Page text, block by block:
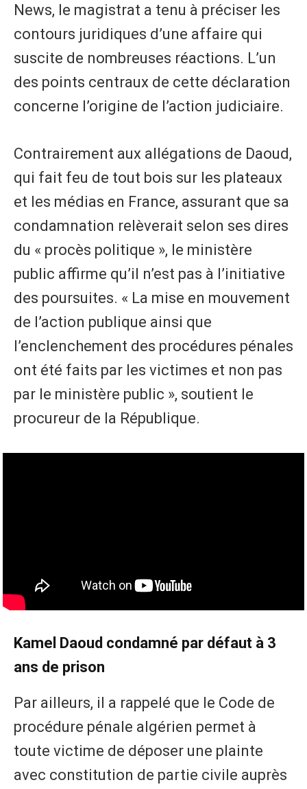
News, le magistrat a tenu à préciser les
contours juridiques d’une affaire qui
suscite de nombreuses réactions. L’un
des points centraux de cette déclaration
concerne l’origine de l’action judiciaire.
Contrairement aux allégations de Daoud,
qui fait feu de tout bois sur les plateaux
et les médias en France, assurant que sa
condamnation relèverait selon ses dires
du « procès politique », le ministère
public affirme qu’il n’est pas à l’initiative
des poursuites. « La mise en mouvement
de l’action publique ainsi que
l’enclenchement des procédures pénales
ont été faits par les victimes et non pas
par le ministère public », soutient le
procureur de la République.
Kamel Daoud condamné par défaut à 3
ans de prison
Par ailleurs, il a rappelé que le Code de
procédure pénale algérien permet à
toute victime de déposer une plainte
avec constitution de partie civile auprès